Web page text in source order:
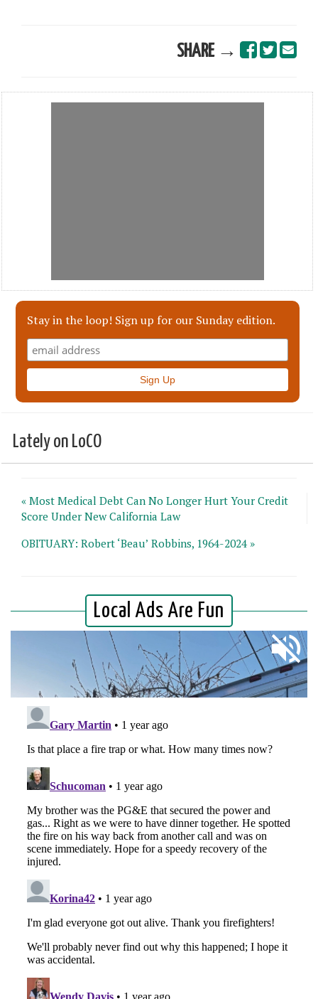
SHARE →
Stay in the loop! Sign up for our Sunday edition.
Lately on LoCO
« Most Medical Debt Can No Longer Hurt Your Credit
Score Under New California Law
OBITUARY: Robert ‘Beau’ Robbins, 1964-2024 »